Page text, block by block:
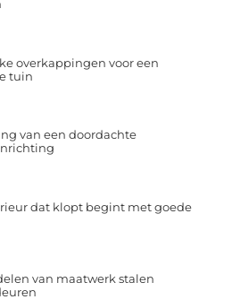
overkappingen voor een
tuin
van een doordachte
dat klopt begint met goede
van maatwerk stalen